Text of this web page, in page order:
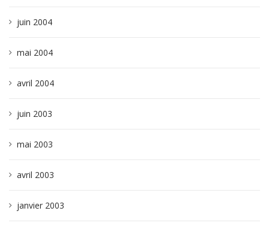
juin 2004
mai 2004
avril 2004
juin 2003
mai 2003
avril 2003
janvier 2003